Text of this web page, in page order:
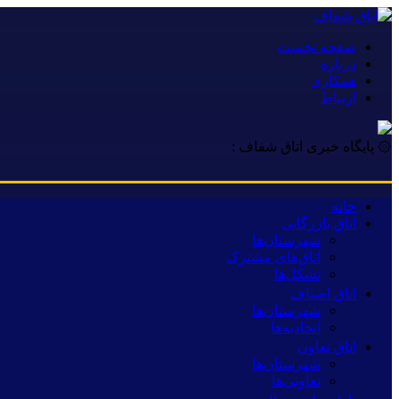
صفحه نخست
درباره
همکاری
ارتباط
۞ پایگاه خبری اتاق شفاف :
خانه
اتاق بازرگانی
شهرستان‌ها
اتاق‌های مشترک
تشکل‌ها
اتاق اصناف
شهرستان‌ها
اتحادیه‌ها
اتاق تعاون
شهرستان‌ها
تعاونی‌ها